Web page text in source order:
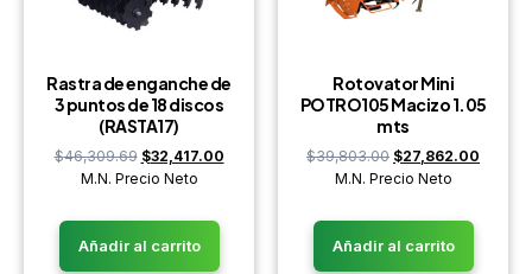
Rastra de enganche de
3 puntos de 18 discos
(RASTA17)
$46,309.69 $32,417.00
M.N. Precio Neto
Añadir al carrito
Rotovator Mini
POTRO105 Macizo 1.05
mts
$39,803.00 $27,862.00
M.N. Precio Neto
Añadir al carrito